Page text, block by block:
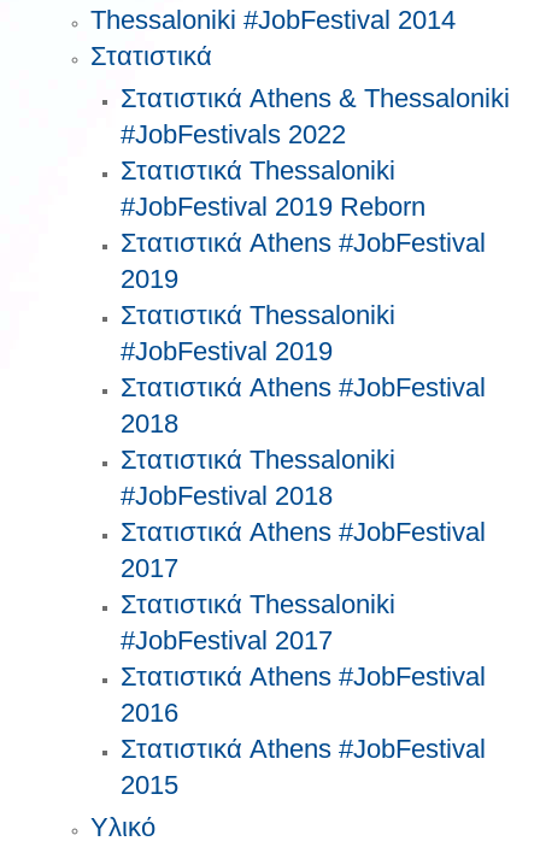
Thessaloniki #JobFestival 2014
Στατιστικά
Στατιστικά Athens & Thessaloniki
#JobFestivals 2022
Στατιστικά Thessaloniki
#JobFestival 2019 Reborn
Στατιστικά Athens #JobFestival
2019
Στατιστικά Thessaloniki
#JobFestival 2019
Στατιστικά Athens #JobFestival
2018
Στατιστικά Thessaloniki
#JobFestival 2018
Στατιστικά Athens #JobFestival
2017
Στατιστικά Thessaloniki
#JobFestival 2017
Στατιστικά Athens #JobFestival
2016
Στατιστικά Athens #JobFestival
2015
Υλικό